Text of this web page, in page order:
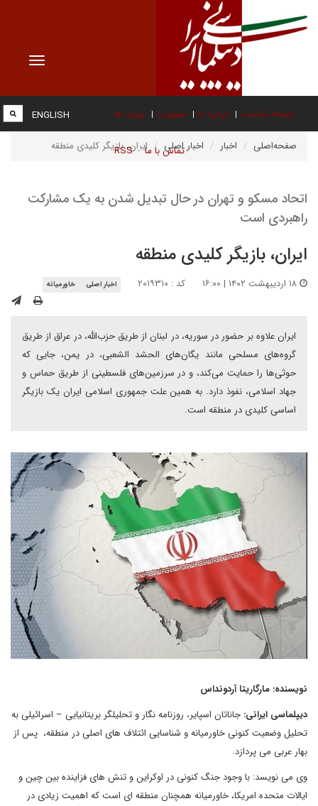
Toggle
صفحه نخست درباره ما عضویت پیوند ها
تماس با ما RSS
ENGLISH
صفحه‌اصلی اخبار اخبار اصلی ایران، بازیگر کلیدی منطقه
اتحاد مسکو و تهران در حال تبدیل شدن به یک مشارکت
راهبردی است
ایران، بازیگر کلیدی منطقه
کد : ۲۰۱۹۳۱۰ اخبار اصلی خاورمیانه
ایران علاوه بر حضور در سوریه، در لبنان از طریق حزب‌الله، در عراق از طریق
گروه‌های مسلحی مانند یگان‌های الحشد الشعبی، در یمن، جایی که
حوثی‌ها را حمایت می‌کند، و در سرزمین‌های فلسطینی از طریق حماس و
جهاد اسلامی، نفوذ دارد. به همین علت جمهوری اسلامی ایران یک بازیگر
اساسی کلیدی در منطقه است.
نویسنده: مارگاریتا آردونداس
دیپلماسی ایرانی: جاناتان اسپایر، روزنامه نگار و تحلیلگر بریتانیایی – اسرائیلی به
تحلیل وضعیت کنونی خاورمیانه و شناسایی ائتلاف های اصلی در منطقه، پس از
بهار عربی می پردازد.
وی می نویسد: با وجود جنگ کنونی در اوکراین و تنش های فزاینده بین چین و
ایالات متحده امریکا، خاورمیانه همچنان منطقه ای است که اهمیت زیادی در